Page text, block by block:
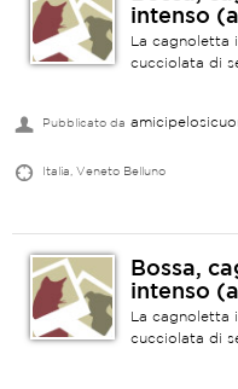
intenso
La cagnoletta
cucciolata di
Pubblicato da
Italia, Veneto Belluno
Bossa,
intenso
La cagnoletta
cucciolata di